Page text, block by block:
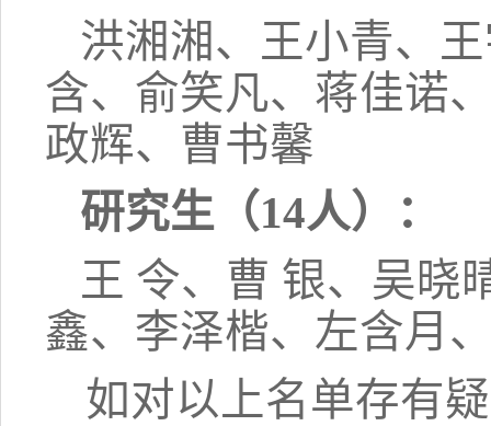
洪湘湘、王小青、
含、俞笑凡、蒋佳诺
政辉、曹书馨
研究生（14人）：
王 令、曹 银、吴晓
鑫、李泽楷、左含月
如对以上名单存有